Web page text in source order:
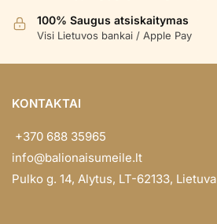
100% Saugus atsiskaitymas
Visi Lietuvos bankai / Apple Pay
KONTAKTAI
+370 688 35965
info@balionaisumeile.lt
Pulko g. 14, Alytus, LT-62133, Lietuva